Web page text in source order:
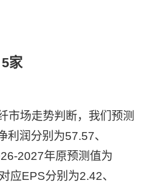
家
市场走势判断，我们预测
利润分别为57.57、
2027年原预测值为
应EPS分别为2.42、